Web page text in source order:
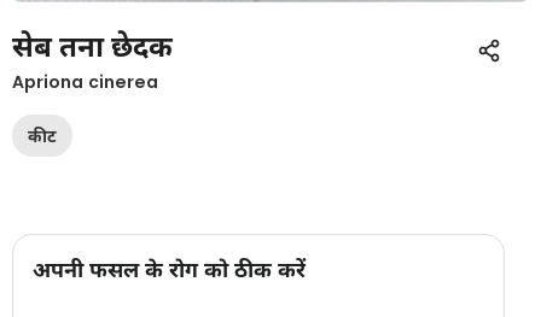
सेब तना छेदक
Apriona cinerea
कीट
अपनी फसल के रोग को ठीक करें